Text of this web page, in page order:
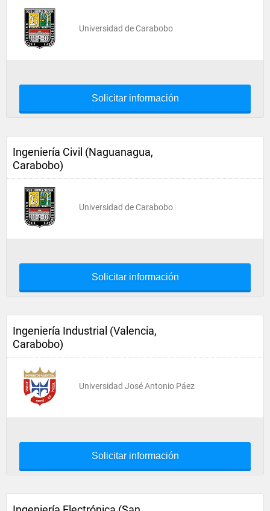
Universidad de Carabobo
Solicitar información
Ingeniería Civil (Naguanagua,
Carabobo)
Universidad de Carabobo
Solicitar información
Ingeniería Industrial (Valencia,
Carabobo)
Universidad José Antonio Páez
Solicitar información